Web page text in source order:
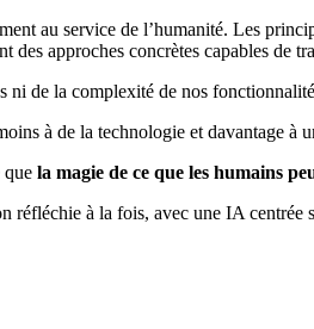
au service de l’humanité. Les
approches concrètes capables de
de la complexité de nos
à de la technologie et davantage à
que la magie de ce que les humains
réfléchie à la fois, avec une IA centrée